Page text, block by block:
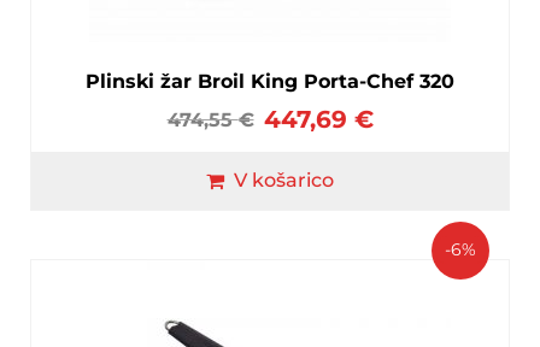
Plinski žar Broil King Porta-Chef 320
474,55€ 447,69 €
V košarico
-6%